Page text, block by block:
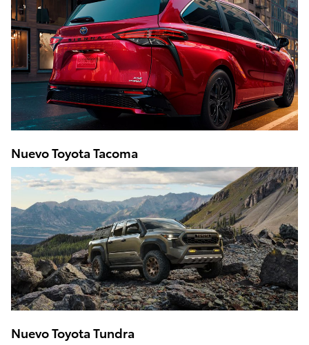
Nuevo Toyota Tacoma
Nuevo Toyota Tundra